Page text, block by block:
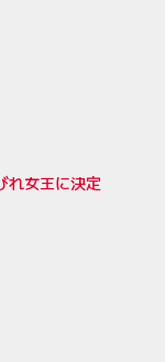
れ女王に決定